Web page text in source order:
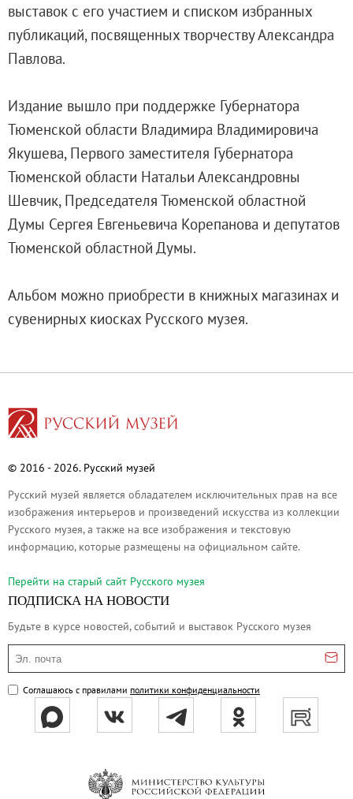
Программы и мероприятия
Социально-культурные проекты
Для СМИ
О музее
Генеральный директор
Дирекция
Дворцы и сады
Михайловский дворец
Корпус Бенуа
Михайловский (Инженерный) замок
Строгановский дворец
Домик Петра I
Западный павильон Михайловского
Восточный павильон Михайловского
Филиал в Кемерово
Партнеры и спонсоры
Культурно-просветительские и
Ассоциация художественных музеев
Локальные нормативные акты
Уставные документы
Закупки
Результаты проведения специальной
Аренда
Противодействие терроризму
Противодействие коррупции
Древнерусское искусство
выставок с его участием и списком избранных
публикаций, посвященных творчеству Александра
Павлова.
Издание вышло при поддержке Губернатора
Тюменской области Владимира Владимировича
Якушева, Первого заместителя Губернатора
Тюменской области Натальи Александровны
Шевчик, Председателя Тюменской областной
Думы Сергея Евгеньевича Корепанова и депутатов
Тюменской областной Думы.
Альбом можно приобрести в книжных магазинах и
сувенирных киосках Русского музея.
© 2016 - 2026. Русский музей
Русский музей является обладателем исключительных прав на все
изображения интерьеров и произведений искусства из коллекции
Русского музея, а также на все изображения и текстовую
информацию, которые размещены на официальном сайте.
Перейти на cтарый сайт Русского музея
ПОДПИСКА НА НОВОСТИ
Будьте в курсе новостей, событий и выставок Русского музея
Эл. почта
Соглашаюсь с правилами политики конфиденциальности